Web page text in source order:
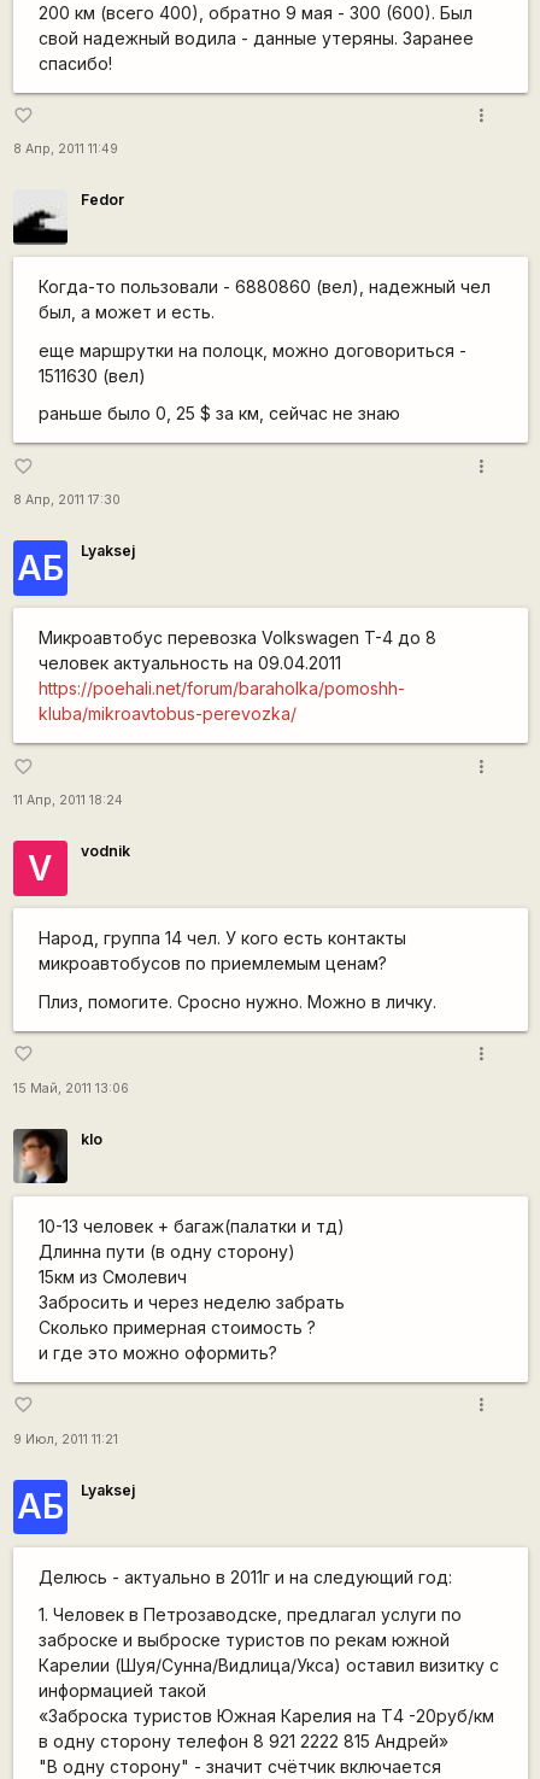
200 км (всего 400), обратно 9 мая - 300 (600). Был
свой надежный водила - данные утеряны. Заранее
спасибо!
favorite_border
8 Апр, 2011 11:49
more_vert
Fedor
Когда-то пользовали - 6880860 (вел), надежный чел
был, а может и есть.
еще маршрутки на полоцк, можно договориться -
1511630 (вел)
раньше было 0, 25 $ за км, сейчас не знаю
favorite_border
8 Апр, 2011 17:30
more_vert
АБ Lyaksej
Микроавтобус перевозка Volkswagen T-4 до 8
человек актуальность на 09.04.2011
https://poehali.net/forum/baraholka/pomoshh-
kluba/mikroavtobus-perevozka/
favorite_border
11 Апр, 2011 18:24
more_vert
V vodnik
Народ, группа 14 чел. У кого есть контакты
микроавтобусов по приемлемым ценам?
Плиз, помогите. Сросно нужно. Можно в личку.
favorite_border
15 Май, 2011 13:06
more_vert
klo
10-13 человек + багаж(палатки и тд)
Длинна пути (в одну сторону)
15км из Смолевич
Забросить и через неделю забрать
Сколько примерная стоимость ?
и где это можно оформить?
favorite_border
9 Июл, 2011 11:21
more_vert
АБ Lyaksej
Делюсь - актуально в 2011г и на следующий год:
1. Человек в Петрозаводске, предлагал услуги по
заброске и выброске туристов по рекам южной
Карелии (Шуя/Сунна/Видлица/Укса) оставил визитку с
информацией такой
«Заброска туристов Южная Карелия на Т4 -20руб/км
в одну сторону телефон 8 921 2222 815 Андрей»
"В одну сторону" - значит счётчик включается